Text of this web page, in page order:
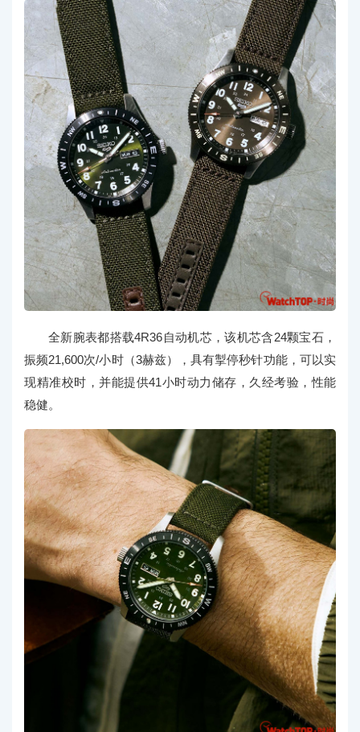
全新腕表都搭载4R36自动机芯，该机芯含24颗宝石，
振频21,600次/小时（3赫兹），具有掣停秒针功能，可以实
现精准校时，并能提供41小时动力储存，久经考验，性能
稳健。